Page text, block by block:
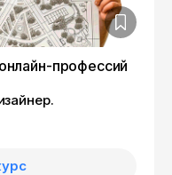
профессий